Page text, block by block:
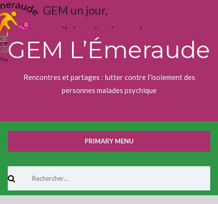
Skip
to
content
GEM L’Émeraude
Rencontres et partages : lutter contre l’isolement des
personnes malades psychique
GEM un jour,
j'aime toujours !
PRIMARY MENU